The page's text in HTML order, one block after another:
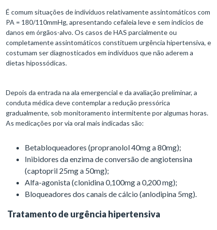
É comum situações de indivíduos relativamente assintomáticos com
PA = 180/110mmHg, apresentando cefaleia leve e sem indícios de
danos em órgãos-alvo. Os casos de HAS parcialmente ou
completamente assintomáticos constituem urgência hipertensiva, e
costumam ser diagnosticados em indivíduos que não aderem a
dietas hipossódicas.
Depois da entrada na ala emergencial e da avaliação preliminar, a
conduta médica deve contemplar a redução pressórica
gradualmente, sob monitoramento intermitente por algumas horas.
As medicações por via oral mais indicadas são:
Betabloqueadores (propranolol 40mg a 80mg);
Inibidores da enzima de conversão de angiotensina
(captopril 25mg a 50mg);
Alfa-agonista (clonidina 0,100mg a 0,200 mg);
Bloqueadores dos canais de cálcio (anlodipina 5mg).
Tratamento de urgência hipertensiva